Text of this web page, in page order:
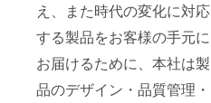
え、また時代の変化に対応
する製品をお客様の手元に
お届けるために、本社は製
品のデザイン・品質管理・